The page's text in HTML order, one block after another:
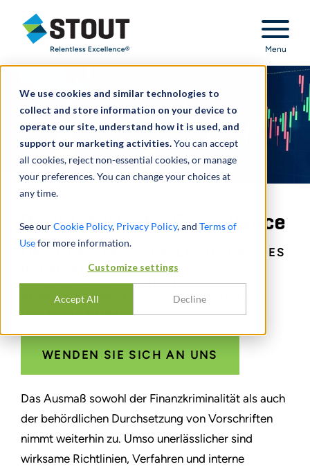
We use cookies and similar technologies to
collect and store information on your device to
operate our site, understand how it is used, and
support our marketing activities.You can accept
all cookies, reject non-essential cookies, or manage
your preferences. You can change your choices at
any time.
See ourCookie Policy, Privacy Policy, and Terms of
Usefor more information.
Customize settings
Accept All Decline
Stout Relentless Excellence
Menu
Regulatorische Compliance
EIN UMFASSENDES PAKET AN SERVICES
IN DEN BEREICHEN
WIRTSCHAFTSKRIMINALITÄT,
REGULATORISCHE COMPLIANCE UND
ÜBERWACHUNG
WENDEN SIE SICH AN UNS
Das Ausmaß sowohl der Finanzkriminalität als auch
der behördlichen Durchsetzung von Vorschriften
nimmt weiterhin zu. Umso unerlässlicher sind
wirksame Richtlinien, Verfahren und interne